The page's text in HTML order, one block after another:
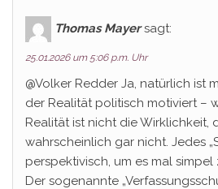
Thomas Mayer sagt:
25.01.2026 um 5:06 p.m. Uhr
@Volker Redder Ja, natürlich ist
der Realität politisch motiviert –
Realität ist nicht die Wirklichkeit,
wahrscheinlich gar nicht. Jedes
perspektivisch, um es mal simpel
Der sogenannte